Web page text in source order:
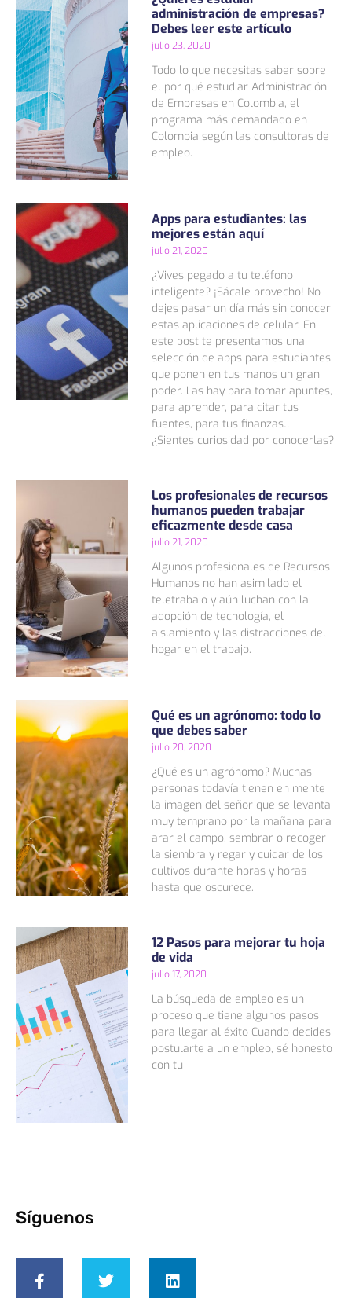
administración de empresas?
Debes leer este artículo
julio 23, 2020
Todo lo que necesitas saber sobre
el por qué estudiar Administración
de Empresas en Colombia, el
programa más demandado en
Colombia según las consultoras de
empleo.
Apps para estudiantes: las
mejores están aquí
julio 21, 2020
¿Vives pegado a tu teléfono
inteligente? ¡Sácale provecho! No
dejes pasar un día más sin conocer
estas aplicaciones de celular. En
este post te presentamos una
selección de apps para estudiantes
que ponen en tus manos un gran
poder. Las hay para tomar apuntes,
para aprender, para citar tus
fuentes, para tus finanzas…
¿Sientes curiosidad por conocerlas?
Los profesionales de recursos
humanos pueden trabajar
eficazmente desde casa
julio 21, 2020
Algunos profesionales de Recursos
Humanos no han asimilado el
teletrabajo y aún luchan con la
adopción de tecnología, el
aislamiento y las distracciones del
hogar en el trabajo.
Qué es un agrónomo: todo lo
que debes saber
julio 20, 2020
¿Qué es un agrónomo? Muchas
personas todavía tienen en mente
la imagen del señor que se levanta
muy temprano por la mañana para
arar el campo, sembrar o recoger
la siembra y regar y cuidar de los
cultivos durante horas y horas
hasta que oscurece.
12 Pasos para mejorar tu hoja
de vida
julio 17, 2020
La búsqueda de empleo es un
proceso que tiene algunos pasos
para llegar al éxito Cuando decides
postularte a un empleo, sé honesto
con tu
Síguenos